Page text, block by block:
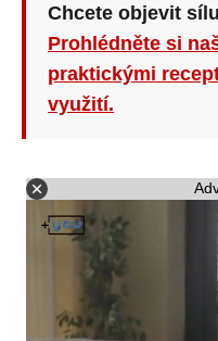
Chcete objevit
Prohlédněte si
praktickými
využití.